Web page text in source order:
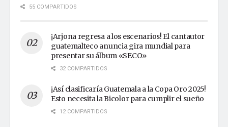
55 COMPARTIDOS
¡Arjona regresa a los escenarios! El cantautor
guatemalteco anuncia gira mundial para
presentar su álbum «SECO»
32 COMPARTIDOS
¡Así clasificaría Guatemala a la Copa Oro 2025!
Esto necesita la Bicolor para cumplir el sueño
12 COMPARTIDOS